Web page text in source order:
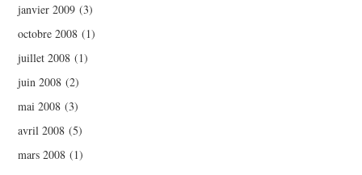
janvier 2009 (3)
octobre 2008 (1)
juillet 2008 (1)
juin 2008 (2)
mai 2008 (3)
avril 2008 (5)
mars 2008 (1)